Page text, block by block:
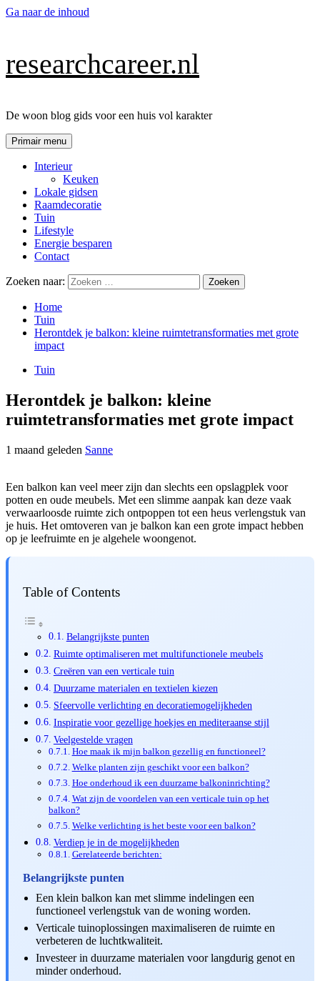
Ga naar de inhoud
researchcareer.nl
De woon blog gids voor een huis vol karakter
Primair menu
Interieur
Keuken
Lokale gidsen
Raamdecoratie
Tuin
Lifestyle
Energie besparen
Contact
Zoeken naar:
Home
Tuin
Herontdek je balkon: kleine ruimtetransformaties met grote
impact
Tuin
Herontdek je balkon: kleine
ruimtetransformaties met grote impact
1 maand geleden Sanne
Een balkon kan veel meer zijn dan slechts een opslagplek voor
potten en oude meubels. Met een slimme aanpak kan deze vaak
verwaarloosde ruimte zich ontpoppen tot een heus verlengstuk van
je huis. Het omtoveren van je balkon kan een grote impact hebben
op je leefruimte en je algehele woongenot.
Table of Contents
Belangrijkste punten
Ruimte optimaliseren met multifunctionele meubels
Creëren van een verticale tuin
Duurzame materialen en textielen kiezen
Sfeervolle verlichting en decoratiemogelijkheden
Inspiratie voor gezellige hoekjes en mediteraanse stijl
Veelgestelde vragen
Hoe maak ik mijn balkon gezellig en functioneel?
Welke planten zijn geschikt voor een balkon?
Hoe onderhoud ik een duurzame balkoninrichting?
Wat zijn de voordelen van een verticale tuin op het
balkon?
Welke verlichting is het beste voor een balkon?
Verdiep je in de mogelijkheden
Gerelateerde berichten:
Belangrijkste punten
Een klein balkon kan met slimme indelingen een
functioneel verlengstuk van de woning worden.
Verticale tuinoplossingen maximaliseren de ruimte en
verbeteren de luchtkwaliteit.
Investeer in duurzame materialen voor langdurig genot en
minder onderhoud.